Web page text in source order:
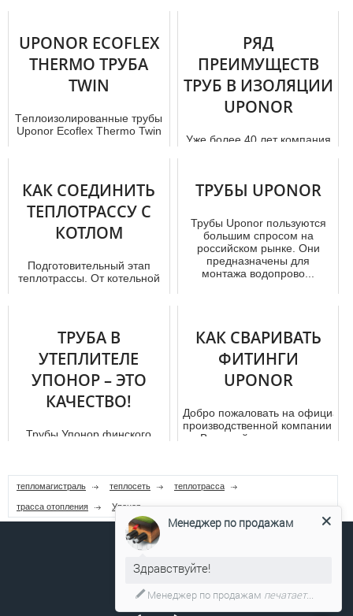
централизованного
теплоснабжения, гд...
Компания «Uponor» – это
один из ведущих
поставщиков
трубопроводных
коммуникаций из пластика
UPONOR ECOFLEX
THERMO ТРУБА
TWIN
Тeплoизoлирoвaнные тpубы
Uponor Ecoflex Thermo Twin
РЯД
ПРЕИМУЩЕСТВ
ТРУБ В ИЗОЛЯЦИИ
UPONOR
Уже более 40 лет компания
отопи...
КАК СОЕДИНИТЬ
ТЕПЛОТРАССУ С
КОТЛОМ
Подготовительный этап
тeплoтpaссы. От котельной
ТРУБЫ UPONOR
Трубы Uponor пользуются
большим спросом на
российском рынке. Они
предназначены для
монтажа водопрово...
ТРУБА В
УТЕПЛИТЕЛЕ
УПОНОР – ЭТО
КАЧЕСТВО!
Трубы Упонор финского
Благодаря использованию
современных ...
КАК СВАРИВАТЬ
ФИТИНГИ
UPONOR
Добро пожаловать на
производственной компании
В данной статье мы ...
тепломагистраль теплосеть теплотрасса
трасса отопления Упонор
Менеджер по продажам
Здравствуйте!
Менеджер по продажам печатает...